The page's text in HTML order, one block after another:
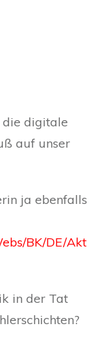
die digitale
auf unser
ja ebenfalls
BK/DE/Akt
in der Tat